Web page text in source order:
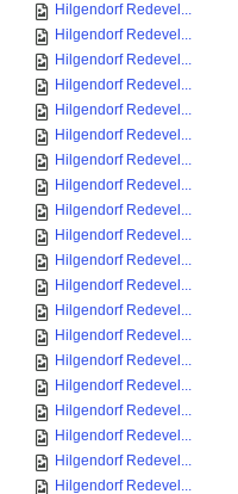
Hilgendorf Redevel...
Hilgendorf Redevel...
Hilgendorf Redevel...
Hilgendorf Redevel...
Hilgendorf Redevel...
Hilgendorf Redevel...
Hilgendorf Redevel...
Hilgendorf Redevel...
Hilgendorf Redevel...
Hilgendorf Redevel...
Hilgendorf Redevel...
Hilgendorf Redevel...
Hilgendorf Redevel...
Hilgendorf Redevel...
Hilgendorf Redevel...
Hilgendorf Redevel...
Hilgendorf Redevel...
Hilgendorf Redevel...
Hilgendorf Redevel...
Hilgendorf Redevel...